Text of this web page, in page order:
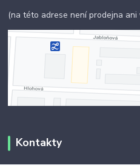
(na této adrese není prodejna ani
Kontakty